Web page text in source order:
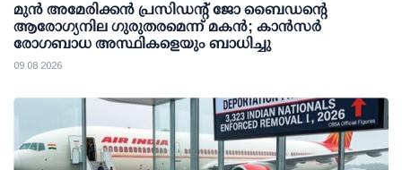
മുന്‍ അമേരിക്കന്‍ പ്രസിഡന്റ് ജോ ബൈഡന്റെ
ആരോഗ്യനില ഗുരുതരമെന്ന് മകന്‍; കാന്‍സര്‍
രോഗബാധ അസ്ഥികളെയും ബാധിച്ചു
09 08 2026